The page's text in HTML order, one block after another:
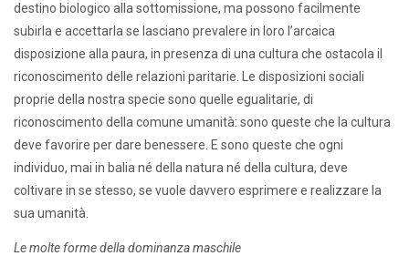
destino biologico alla sottomissione, ma possono facilmente
subirla e accettarla se lasciano prevalere in loro l’arcaica
disposizione alla paura, in presenza di una cultura che ostacola il
riconoscimento delle relazioni paritarie. Le disposizioni sociali
proprie della nostra specie sono quelle egualitarie, di
riconoscimento della comune umanità: sono queste che la cultura
deve favorire per dare benessere. E sono queste che ogni
individuo, mai in balia né della natura né della cultura, deve
coltivare in se stesso, se vuole davvero esprimere e realizzare la
sua umanità.
Le molte forme della dominanza maschile